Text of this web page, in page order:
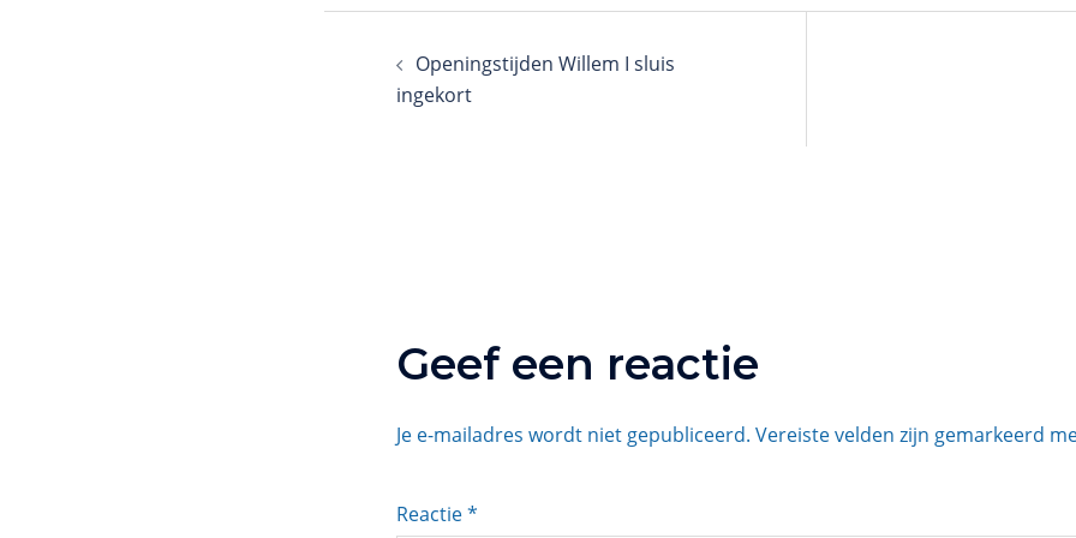
Openingstijden Willem I sluis
ingekort
Geef een reactie
Je e-mailadres wordt niet gepubliceerd. Vereiste velden zijn gemarkeerd
Reactie*